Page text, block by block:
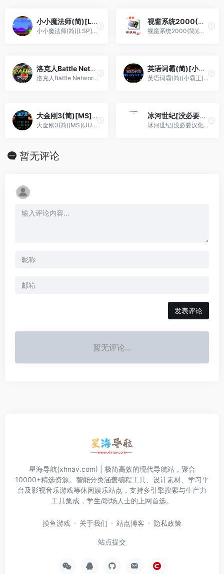
小小魔法师(简)[LSP](JP)[SLG](4Mb)
小小魔法师(简)[LSP](JP)[SLG](4Mb)
视窗系统2000(简)[小霸王](CN)[ETC](4Mb)
视窗系统2000(简)[小霸王](CN)[ETC](4Mb)
洛克人Battle Network 2[Flyeyes](v20090527)(简)(US)(77.43Mb)
洛克人Battle Network 2[Flyeyes](v20090527)(简)(US)(77.43Mb)
英语词霸(简)[小霸王](CN)[ETC](8Mb)
英语词霸(简)[小霸王](CN)[ETC](8Mb)
大金刚3(简)[MS](JUE)[ACT](0.18Mb)
大金刚3(简)[MS](JUE)[ACT](0.18Mb)
冰河世纪[没必要汉化汉化组](简)(JP)(32Mb)
冰河世纪[没必要汉化汉化组](简)(JP)(32Mb)
暂无评论
发表评论
暂无评论...
星海导航(xhnav.com) | 极简高效的现代导航站，聚合
10000+精选资源。智能分类涵盖编程工具、设计素材、学习平
台及影视音乐游戏等休闲娱乐站点，支持多引擎搜索与生产力
工具集成，学生/职场人士的上网首选。
摸鱼游戏 关于我们 站点博客 隐私政策
站点提交